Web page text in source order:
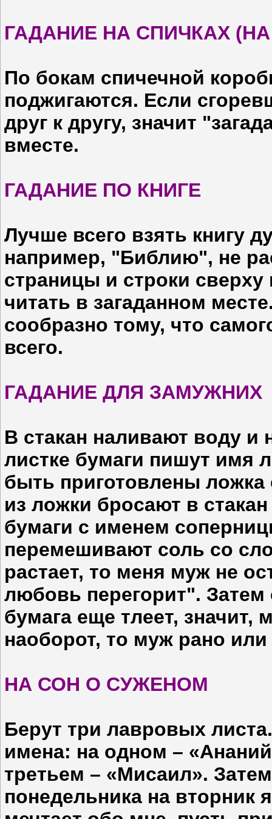
ГАДАНИЕ НА СПИЧКАХ
По бокам спичечной
поджигаются. Если
друг к другу, значит
вместе.
ГАДАНИЕ ПО КНИГЕ
Лучше всего взять книгу
например, "Библию", не
страницы и строки сверху
читать в загаданном
сообразно тому, что
всего.
ГАДАНИЕ ДЛЯ ЗАМУЖНИХ
В стакан наливают воду и
листке бумаги пишут
быть приготовлены
из ложки бросают в
бумаги с именем
перемешивают соль со
растает, то меня муж не
любовь перегорит". Затем
бумага еще тлеет, значит,
наоборот, то муж рано или
НА СОН О СУЖЕНОМ
Берут три лавровых
имена: на одном –
третьем – «Мисаил».
понедельника на вторник